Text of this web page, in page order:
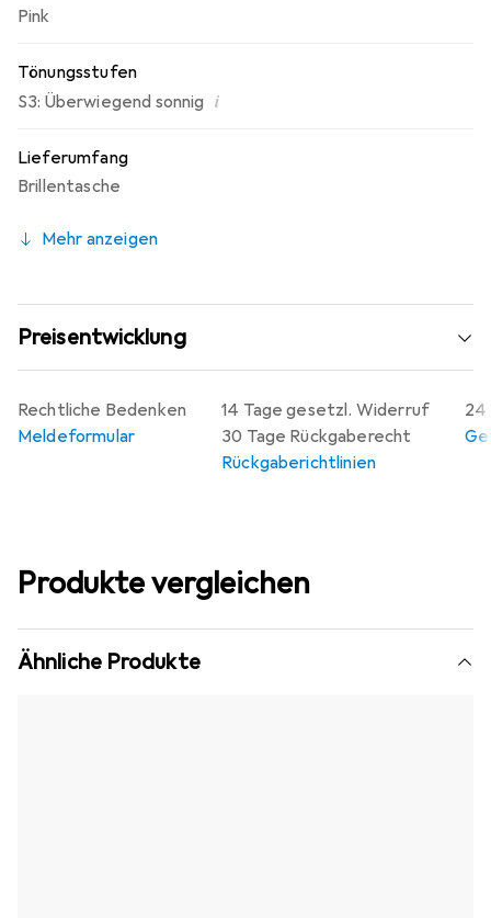
Pink
Tönungsstufen
S3: Überwiegend sonnig i
Lieferumfang
Brillentasche
Mehr anzeigen
Preisentwicklung
14 Tage gesetzl. Widerruf
30 Tage Rückgaberecht
Rückgaberichtlinien
24
Rechtliche Bedenken
Meldeformular
Produkte vergleichen
Ähnliche Produkte